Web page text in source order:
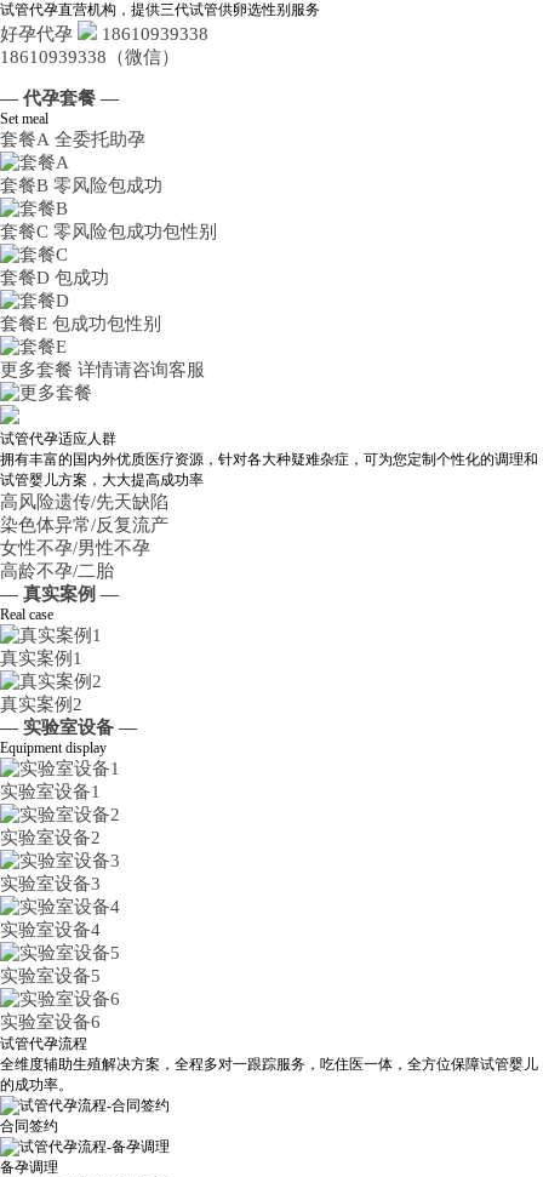
试管代孕直营机构，提供三代试管供卵选性别服务
好孕代孕
18610939338
18610939338（微信）
— 代孕套餐 —
Set meal
套餐A 全委托助孕
套餐B 零风险包成功
套餐C 零风险包成功包性别
套餐D 包成功
套餐E 包成功包性别
更多套餐 详情请咨询客服
试管代孕适应人群
拥有丰富的国内外优质医疗资源，针对各大种疑难杂症，可为您定制个性化的调理和
试管婴儿方案，大大提高成功率
高风险遗传/先天缺陷
染色体异常/反复流产
女性不孕/男性不孕
高龄不孕/二胎
— 真实案例 —
Real case
真实案例1
真实案例2
— 实验室设备 —
Equipment display
实验室设备1
实验室设备2
实验室设备3
实验室设备4
实验室设备5
实验室设备6
试管代孕流程
全维度辅助生殖解决方案，全程多对一跟踪服务，吃住医一体，全方位保障试管婴儿
的成功率。
合同签约
备孕调理